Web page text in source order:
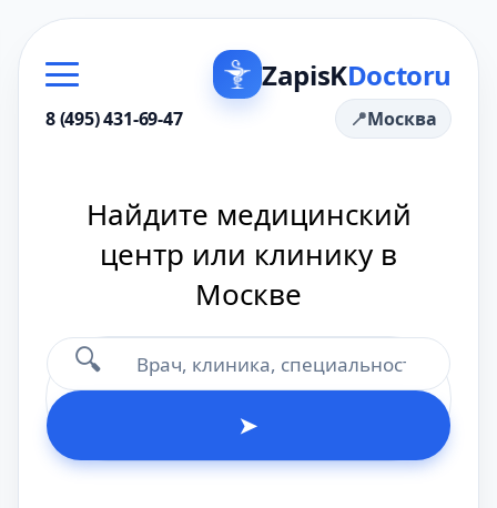
ZapisKDoctoru
8 (495) 431-69-47 Москва
Найдите медицинский
центр или клинику в
Москве
🔍
➤